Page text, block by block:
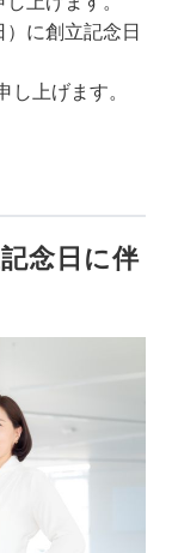
）に創立記念日
し上げます。
念日に伴